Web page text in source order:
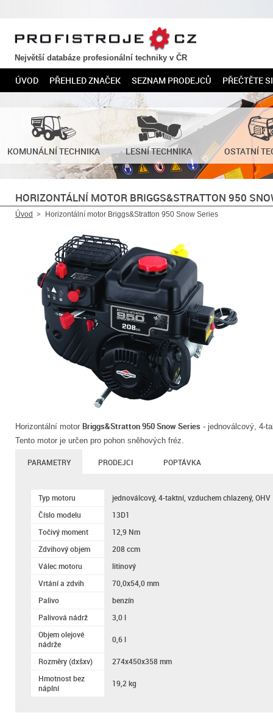
PROFISTROJE.CZ
Největší databáze profesionální techniky v ČR
ÚVOD PŘEHLED ZNAČEK SEZNAM PRODEJCŮ PŘEČTĚTE SI
KOMUNÁLNÍ TECHNIKA LESNÍ TECHNIKA OSTATNÍ
HORIZONTÁLNÍ MOTOR BRIGGS&STRATTON 950
Úvod Horizontální motor Briggs&Stratton 950 Snow Series
Horizontální motor Briggs&Stratton 950 Snow Series - jednoválcový, 4-
Tento motor je určen pro pohon sněhových fréz.
PARAMETRY PRODEJCI POPTÁVKA
Typ motoru
jednoválcový, 4-taktní, vzduchem chlazený, OHV
Číslo modelu
13D1
Točivý moment
12,9 Nm
Zdvihový objem
208 ccm
Válec motoru
litinový
Vrtání a zdvih
70,0x54,0 mm
Palivo
benzín
Palivová nádrž
3,0 l
Objem olejové
nádrže
0,6 l
Rozměry (dxšxv)
274x450x358 mm
Hmotnost bez
náplní
19,2 kg